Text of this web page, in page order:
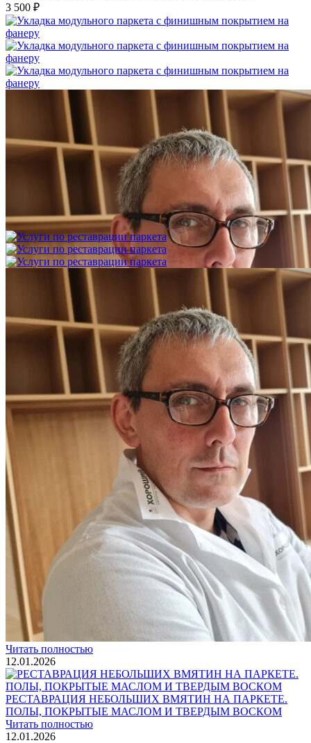
3 500 ₽
Укладка модульного паркета с финишным покрытием на
3 600 ₽
Услуги по реставрации паркета
1 500 ₽
Блог
Интересные статьи о паркете Coswick
ВИДЕО-ИНСТРУКЦИЯ: Реставрация царапин. Полы,
покрытые маслом и твердым воском. Системы для локального
ремонта и восстановления
Читать полностью
02.02.2026
ПОЛЫ, ПОКРЫТЫЕ МАСЛОМ. РЕСТАВРАЦИЯ
НЕБОЛЬШИХ ПОТЕРТОСТЕЙ
Читать полностью
12.01.2026
РЕСТАВРАЦИЯ НЕБОЛЬШИХ ВМЯТИН НА ПАРКЕТЕ.
ПОЛЫ, ПОКРЫТЫЕ МАСЛОМ И ТВЕРДЫМ ВОСКОМ
Читать полностью
12.01.2026